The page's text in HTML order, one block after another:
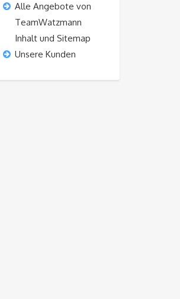
Alle Angebote von
TeamWatzmann
Inhalt und Sitemap
Unsere Kunden